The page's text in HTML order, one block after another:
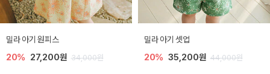
밀라 아기 원피스
20% 27,200원 34,000원
밀라 아기 셋업
20% 35,200원 44,000원